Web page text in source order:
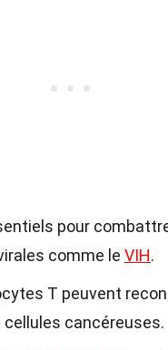
pour
comme le VIH.
T peuvent
cellules cancéreuses.